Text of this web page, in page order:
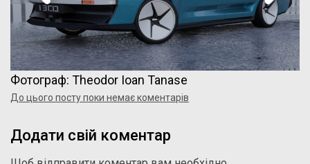
Фотограф: Theodor Ioan Tanase
До цього посту поки немає коментарів
Додати свій коментар